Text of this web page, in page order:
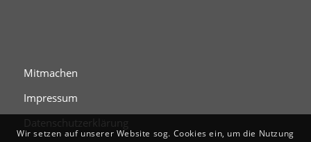
Mitmachen
Impressum
Datenschutzerklärung
Wir setzen auf unserer Website sog. Cookies ein, um die Nutzung